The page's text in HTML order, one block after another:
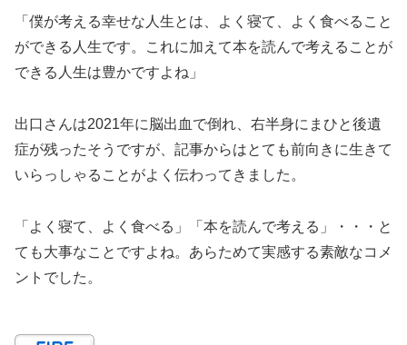
「僕が考える幸せな人生とは、よく寝て、よく食べること
ができる人生です。これに加えて本を読んで考えることが
できる人生は豊かですよね」
出口さんは2021年に脳出血で倒れ、右半身にまひと後遺
症が残ったそうですが、記事からはとても前向きに生きて
いらっしゃることがよく伝わってきました。
「よく寝て、よく食べる」「本を読んで考える」・・・と
ても大事なことですよね。あらためて実感する素敵なコメ
ントでした。